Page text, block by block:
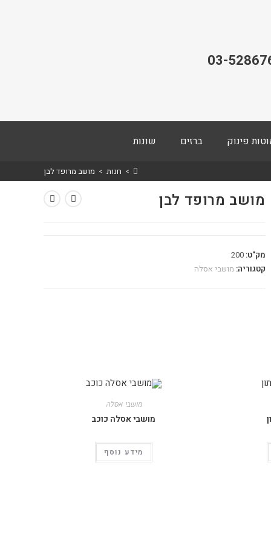
03-
פינוק ברזים שונות
> חנות > מושב מרופד לבן
מושב מרופד לבן
מק"ט:200
קטגוריה: מושבי אסלה
מושבי אסלה
מושבי אסלה כוכב
מידע נוסף